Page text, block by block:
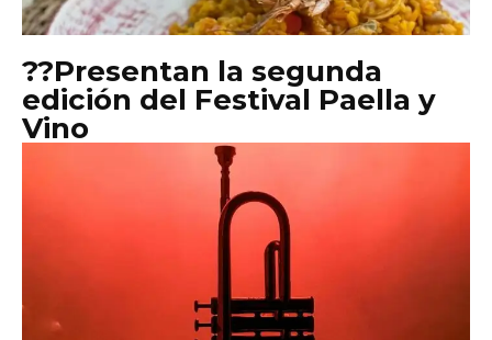
??Presentan la segunda
edición del Festival Paella y
Vino